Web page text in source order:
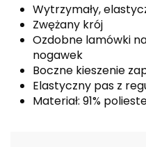
Wytrzymały,
Zwężany krój
Ozdobne lamówki
nogawek
Boczne kieszenie
Elastyczny pas z
Materiał: 91%